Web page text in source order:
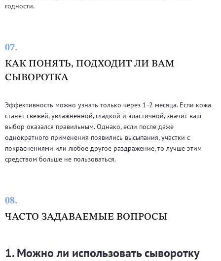
годности.
07.
КАК ПОНЯТЬ, ПОДХОДИТ ЛИ ВАМ
СЫВОРОТКА
Эффективность можно узнать только через 1-2 месяца. Если кожа
станет свежей, увлажненной, гладкой и эластичной, значит ваш
выбор оказался правильным. Однако, если после даже
однократного применения появились высыпания, участки с
покраснениями или любое другое раздражение, то лучше этим
средством больше не пользоваться.
08.
ЧАСТО ЗАДАВАЕМЫЕ ВОПРОСЫ
1. Можно ли использовать сыворотку